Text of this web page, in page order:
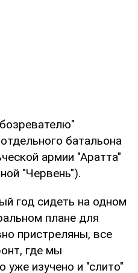
батальона
армии "Аратта"
"Червень").
год сидеть на одном
плане для
пристреляны, все
где мы
уже изучено и "слито"